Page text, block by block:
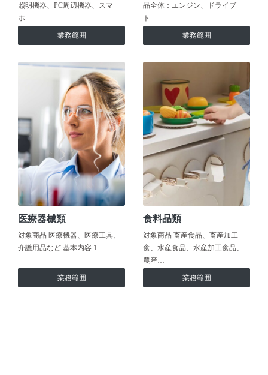
照明機器、PC周辺機器、スマ
ホ…
業務範囲
品全体：エンジン、ドライブ
ト…
業務範囲
医療器械類
対象商品 医療機器、医療工具、
介護用品など 基本内容 1. …
業務範囲
食料品類
対象商品 畜産食品、畜産加工
食、水産食品、水産加工食品、
農産…
業務範囲